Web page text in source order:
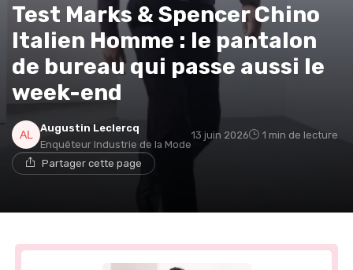
Test Marks & Spencer Chino
Italien Homme : le pantalon
de bureau qui passe aussi le
week-end
Augustin Leclercq
Enquêteur Industrie de la Mode
13 juin 2026 1 min de lecture
Partager cette page